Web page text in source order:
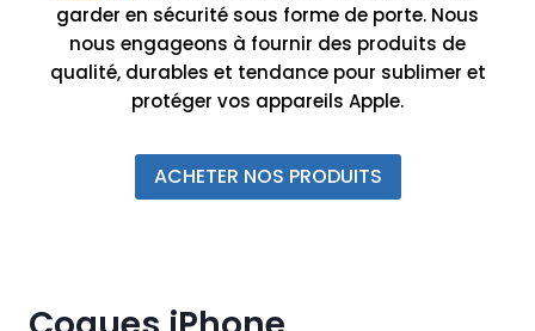
garder en sécurité sous forme de porte. Nous
nous engageons à fournir des produits de
qualité, durables et tendance pour sublimer et
protéger vos appareils Apple.
ACHETER NOS PRODUITS